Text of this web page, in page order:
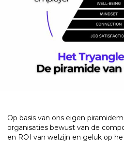
Op basis van ons eigen
organisaties bewust van de
en ROI van welzijn en geluk op